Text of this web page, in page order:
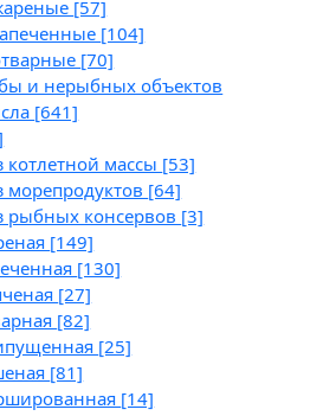
[57]
[104]
[70]
и нерыбных объектов
[641]
котлетной массы [53]
морепродуктов [64]
рыбных консервов [3]
[149]
[130]
[27]
[82]
[25]
[81]
[14]